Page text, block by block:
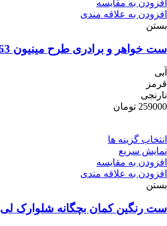
افزودن به مقایسه
افزودن به علاقه مندی
بستن
ست خواهر و برادری طرح مینیون te163
آبی
قرمز
نارنجی
259000 تومان
انتخاب گزینه ها
نمایش سریع
افزودن به مقایسه
افزودن به علاقه مندی
بستن
ست رنگین کمان بچگانه شلوارک لی te227